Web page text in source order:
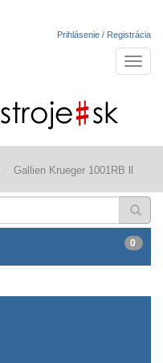
Prihlásenie / Registrácia
Gallien Krueger 1001RB ll
0